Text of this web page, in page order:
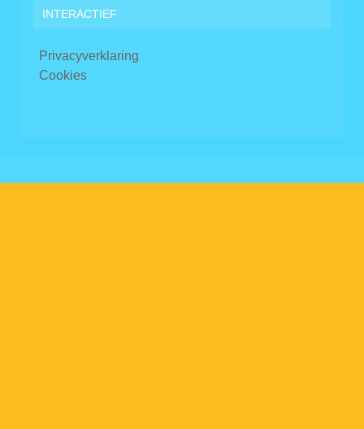
INTERACTIEF
Privacyverklaring
Cookies